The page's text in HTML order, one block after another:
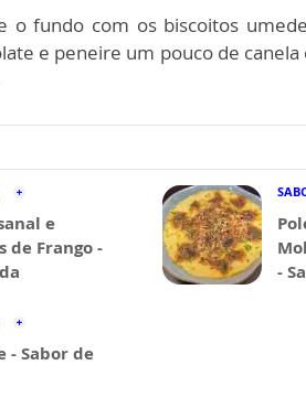
fundo com os biscoitos
e peneire um pouco de
e
de Frango -
-
- Sabor de